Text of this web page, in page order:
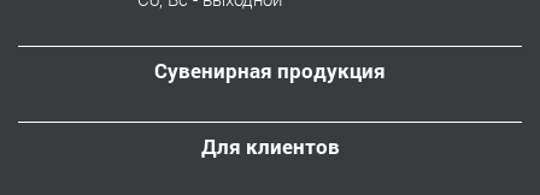
Сувенирная продукция
Для клиентов